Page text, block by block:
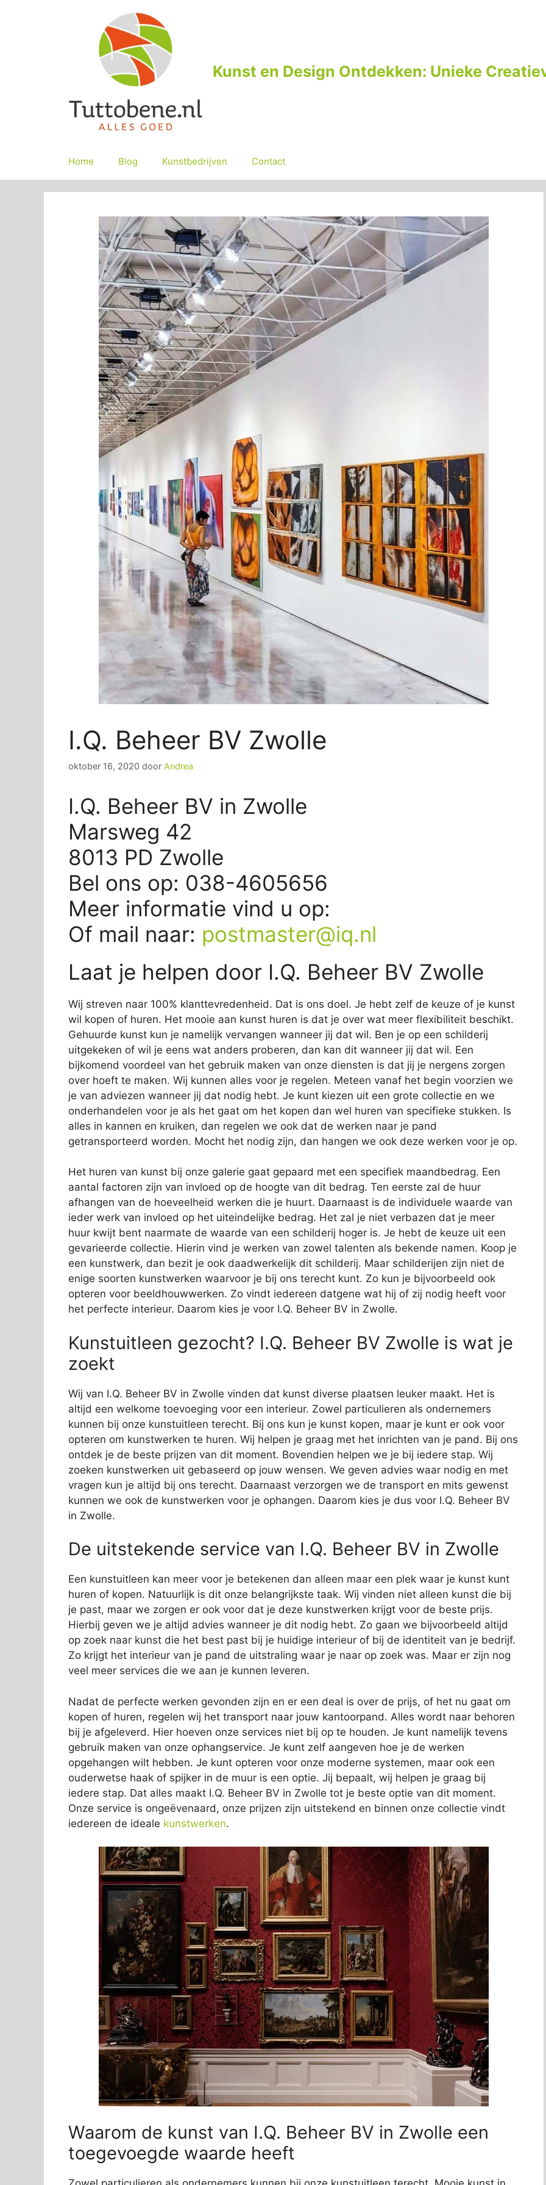
Kunst en Design Ontdekken: Unieke
Home Blog Kunstbedrijven Contact
I.Q. Beheer BV Zwolle
oktober 16, 2020 door Andrea
I.Q. Beheer BV in Zwolle
Marsweg 42
8013 PD Zwolle
Bel ons op: 038-4605656
Meer informatie vind u op:
Of mail naar: postmaster@iq.nl
Laat je helpen door I.Q. Beheer BV Zwolle
Wij streven naar 100% klanttevredenheid. Dat is ons doel. Je hebt zelf de keuze of je kunst
wil kopen of huren. Het mooie aan kunst huren is dat je over wat meer flexibiliteit beschikt.
Gehuurde kunst kun je namelijk vervangen wanneer jij dat wil. Ben je op een schilderij
uitgekeken of wil je eens wat anders proberen, dan kan dit wanneer jij dat wil. Een
bijkomend voordeel van het gebruik maken van onze diensten is dat jij je nergens zorgen
over hoeft te maken. Wij kunnen alles voor je regelen. Meteen vanaf het begin voorzien we
je van adviezen wanneer jij dat nodig hebt. Je kunt kiezen uit een grote collectie en we
onderhandelen voor je als het gaat om het kopen dan wel huren van specifieke stukken. Is
alles in kannen en kruiken, dan regelen we ook dat de werken naar je pand
getransporteerd worden. Mocht het nodig zijn, dan hangen we ook deze werken voor je op.
Het huren van kunst bij onze galerie gaat gepaard met een specifiek maandbedrag. Een
aantal factoren zijn van invloed op de hoogte van dit bedrag. Ten eerste zal de huur
afhangen van de hoeveelheid werken die je huurt. Daarnaast is de individuele waarde van
ieder werk van invloed op het uiteindelijke bedrag. Het zal je niet verbazen dat je meer
huur kwijt bent naarmate de waarde van een schilderij hoger is. Je hebt de keuze uit een
gevarieerde collectie. Hierin vind je werken van zowel talenten als bekende namen. Koop je
een kunstwerk, dan bezit je ook daadwerkelijk dit schilderij. Maar schilderijen zijn niet de
enige soorten kunstwerken waarvoor je bij ons terecht kunt. Zo kun je bijvoorbeeld ook
opteren voor beeldhouwwerken. Zo vindt iedereen datgene wat hij of zij nodig heeft voor
het perfecte interieur. Daarom kies je voor I.Q. Beheer BV in Zwolle.
Kunstuitleen gezocht? I.Q. Beheer BV Zwolle is wat je
zoekt
Wij van I.Q. Beheer BV in Zwolle vinden dat kunst diverse plaatsen leuker maakt. Het is
altijd een welkome toevoeging voor een interieur. Zowel particulieren als ondernemers
kunnen bij onze kunstuitleen terecht. Bij ons kun je kunst kopen, maar je kunt er ook voor
opteren om kunstwerken te huren. Wij helpen je graag met het inrichten van je pand. Bij ons
ontdek je de beste prijzen van dit moment. Bovendien helpen we je bij iedere stap. Wij
zoeken kunstwerken uit gebaseerd op jouw wensen. We geven advies waar nodig en met
vragen kun je altijd bij ons terecht. Daarnaast verzorgen we de transport en mits gewenst
kunnen we ook de kunstwerken voor je ophangen. Daarom kies je dus voor I.Q. Beheer BV
in Zwolle.
De uitstekende service van I.Q. Beheer BV in Zwolle
Een kunstuitleen kan meer voor je betekenen dan alleen maar een plek waar je kunst kunt
huren of kopen. Natuurlijk is dit onze belangrijkste taak. Wij vinden niet alleen kunst die bij
je past, maar we zorgen er ook voor dat je deze kunstwerken krijgt voor de beste prijs.
Hierbij geven we je altijd advies wanneer je dit nodig hebt. Zo gaan we bijvoorbeeld altijd
op zoek naar kunst die het best past bij je huidige interieur of bij de identiteit van je bedrijf.
Zo krijgt het interieur van je pand de uitstraling waar je naar op zoek was. Maar er zijn nog
veel meer services die we aan je kunnen leveren.
Nadat de perfecte werken gevonden zijn en er een deal is over de prijs, of het nu gaat om
kopen of huren, regelen wij het transport naar jouw kantoorpand. Alles wordt naar behoren
bij je afgeleverd. Hier hoeven onze services niet bij op te houden. Je kunt namelijk tevens
gebruik maken van onze ophangservice. Je kunt zelf aangeven hoe je de werken
opgehangen wilt hebben. Je kunt opteren voor onze moderne systemen, maar ook een
ouderwetse haak of spijker in de muur is een optie. Jij bepaalt, wij helpen je graag bij
iedere stap. Dat alles maakt I.Q. Beheer BV in Zwolle tot je beste optie van dit moment.
Onze service is ongeëvenaard, onze prijzen zijn uitstekend en binnen onze collectie vindt
iedereen de ideale kunstwerken.
Waarom de kunst van I.Q. Beheer BV in Zwolle een
toegevoegde waarde heeft